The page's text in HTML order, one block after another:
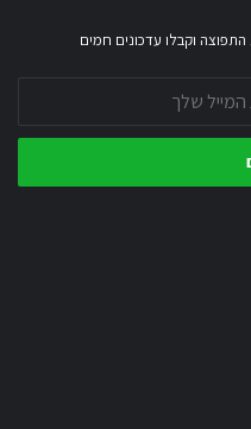
וקבלו עדכונים חמים